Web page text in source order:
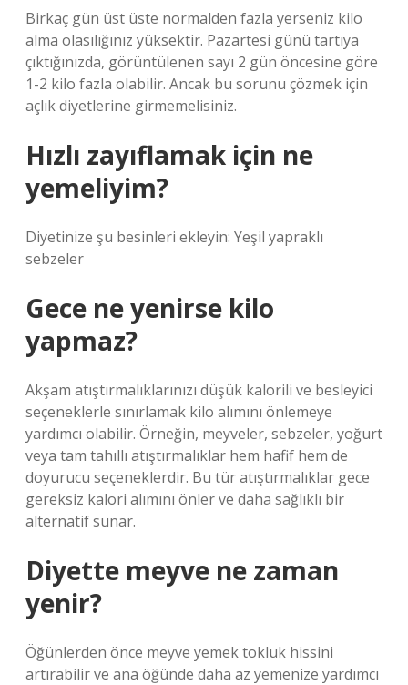
Birkaç gün üst üste normalden fazla yerseniz kilo
alma olasılığınız yüksektir. Pazartesi günü tartıya
çıktığınızda, görüntülenen sayı 2 gün öncesine göre
1-2 kilo fazla olabilir. Ancak bu sorunu çözmek için
açlık diyetlerine girmemelisiniz.
Hızlı zayıflamak için ne
yemeliyim?
Diyetinize şu besinleri ekleyin: Yeşil yapraklı
sebzeler
Gece ne yenirse kilo
yapmaz?
Akşam atıştırmalıklarınızı düşük kalorili ve besleyici
seçeneklerle sınırlamak kilo alımını önlemeye
yardımcı olabilir. Örneğin, meyveler, sebzeler, yoğurt
veya tam tahıllı atıştırmalıklar hem hafif hem de
doyurucu seçeneklerdir. Bu tür atıştırmalıklar gece
gereksiz kalori alımını önler ve daha sağlıklı bir
alternatif sunar.
Diyette meyve ne zaman
yenir?
Öğünlerden önce meyve yemek tokluk hissini
artırabilir ve ana öğünde daha az yemenize yardımcı